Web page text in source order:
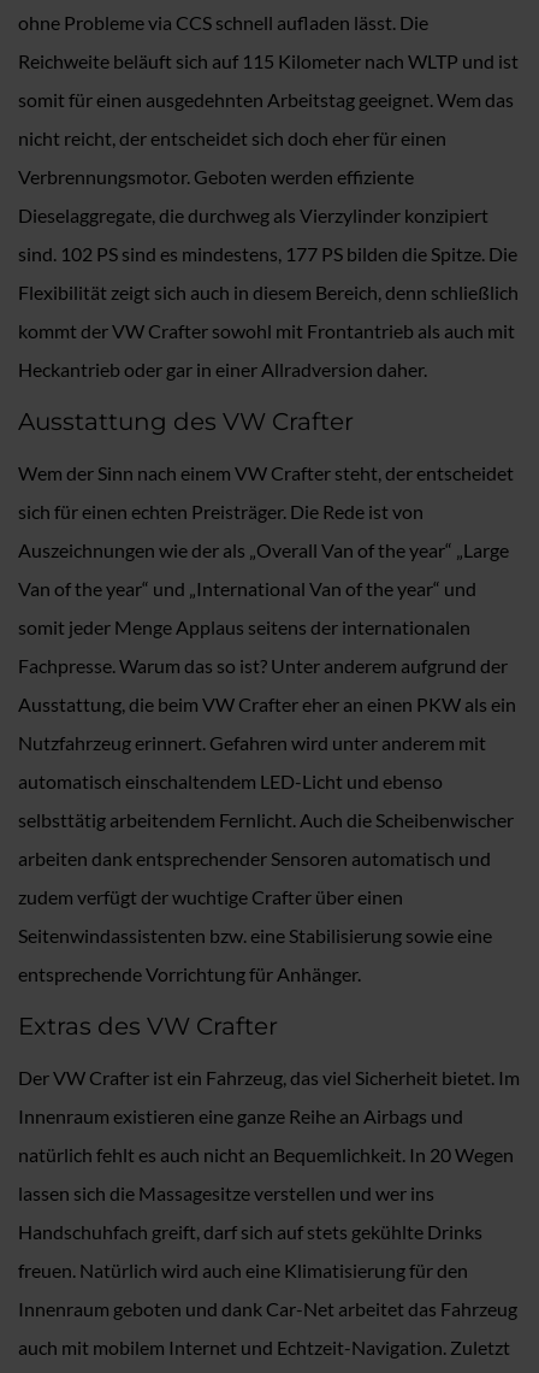
ohne Probleme via CCS schnell aufladen lässt. Die
Reichweite beläuft sich auf 115 Kilometer nach WLTP und ist
somit für einen ausgedehnten Arbeitstag geeignet. Wem das
nicht reicht, der entscheidet sich doch eher für einen
Verbrennungsmotor. Geboten werden effiziente
Dieselaggregate, die durchweg als Vierzylinder konzipiert
sind. 102 PS sind es mindestens, 177 PS bilden die Spitze. Die
Flexibilität zeigt sich auch in diesem Bereich, denn schließlich
kommt der VW Crafter sowohl mit Frontantrieb als auch mit
Heckantrieb oder gar in einer Allradversion daher.
Ausstattung des VW Crafter
Wem der Sinn nach einem VW Crafter steht, der entscheidet
sich für einen echten Preisträger. Die Rede ist von
Auszeichnungen wie der als „Overall Van of the year“ „Large
Van of the year“ und „International Van of the year“ und
somit jeder Menge Applaus seitens der internationalen
Fachpresse. Warum das so ist? Unter anderem aufgrund der
Ausstattung, die beim VW Crafter eher an einen PKW als ein
Nutzfahrzeug erinnert. Gefahren wird unter anderem mit
automatisch einschaltendem LED-Licht und ebenso
selbsttätig arbeitendem Fernlicht. Auch die Scheibenwischer
arbeiten dank entsprechender Sensoren automatisch und
zudem verfügt der wuchtige Crafter über einen
Seitenwindassistenten bzw. eine Stabilisierung sowie eine
entsprechende Vorrichtung für Anhänger.
Extras des VW Crafter
Der VW Crafter ist ein Fahrzeug, das viel Sicherheit bietet. Im
Innenraum existieren eine ganze Reihe an Airbags und
natürlich fehlt es auch nicht an Bequemlichkeit. In 20 Wegen
lassen sich die Massagesitze verstellen und wer ins
Handschuhfach greift, darf sich auf stets gekühlte Drinks
freuen. Natürlich wird auch eine Klimatisierung für den
Innenraum geboten und dank Car-Net arbeitet das Fahrzeug
auch mit mobilem Internet und Echtzeit-Navigation. Zuletzt